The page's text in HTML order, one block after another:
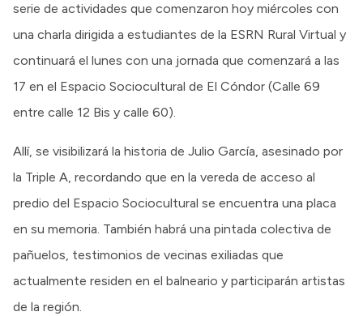
serie de actividades que comenzaron hoy miércoles con
una charla dirigida a estudiantes de la ESRN Rural Virtual y
continuará el lunes con una jornada que comenzará a las
17 en el Espacio Sociocultural de El Cóndor (Calle 69
entre calle 12 Bis y calle 60).
Allí, se visibilizará la historia de Julio García, asesinado por
la Triple A, recordando que en la vereda de acceso al
predio del Espacio Sociocultural se encuentra una placa
en su memoria. También habrá una pintada colectiva de
pañuelos, testimonios de vecinas exiliadas que
actualmente residen en el balneario y participarán artistas
de la región.